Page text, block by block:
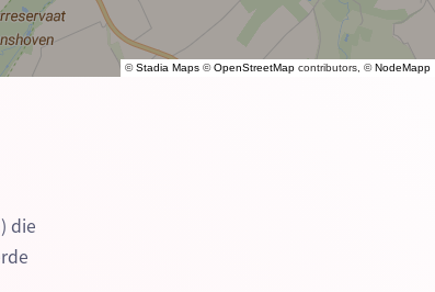
©Stadia Maps ©OpenStreetMap contributors, ©NodeMapp
die